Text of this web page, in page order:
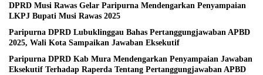
DPRD Musi Rawas Gelar Paripurna Mendengarkan Penyampaian
LKPJ Bupati Musi Rawas 2025
Paripurna DPRD Lubuklinggau Bahas Pertanggungjawaban APBD
2025, Wali Kota Sampaikan Jawaban Eksekutif
Paripurna DPRD Kab Mura Mendengarkan Penyampaian Jawaban
Eksekutif Terhadap Raperda Tentang Pertanggungjawaban APBD